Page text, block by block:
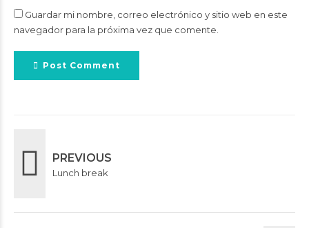
Guardar mi nombre, correo electrónico y sitio web en este
navegador para la próxima vez que comente.
Post Comment
PREVIOUS
Lunch break